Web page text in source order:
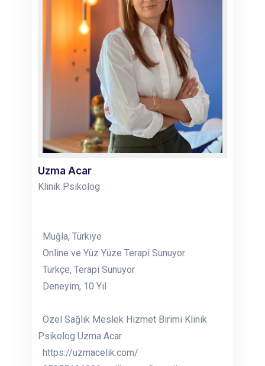
Uzma Acar
Klinik Psikolog
Muğla, Türkiye
Online ve Yüz Yüze Terapi Sunuyor
Türkçe, Terapi Sunuyor
Deneyim, 10 Yıl
Özel Sağlık Meslek Hizmet Birimi Klinik
Psikolog Uzma Acar
https://uzmacelik.com/